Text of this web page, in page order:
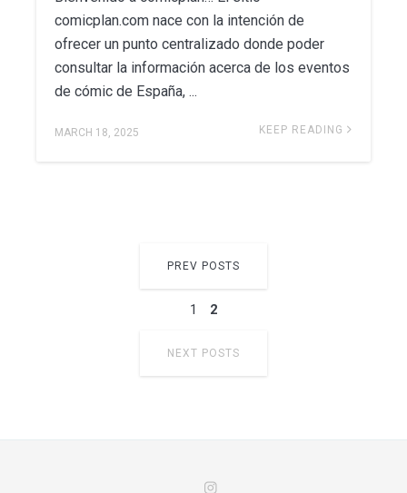
comicplan.com nace con la intención de
ofrecer un punto centralizado donde poder
consultar la información acerca de los eventos
de cómic de España, ...
MARCH 18, 2025 KEEP READING
PREV POSTS
1 2
NEXT POSTS